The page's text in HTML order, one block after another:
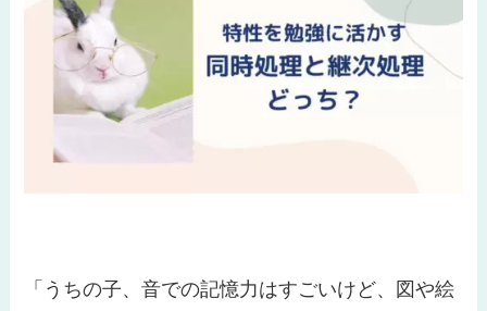
「うちの子、音での記憶力はすごいけど、図や絵